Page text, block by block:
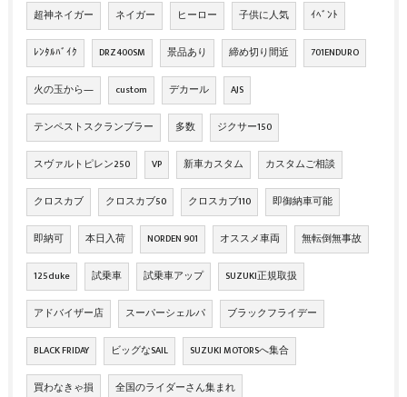
超神ネイガー ネイガー ヒーロー 子供に人気 ｲﾍﾞﾝﾄ
ﾚﾝﾀﾙﾊﾞｲｸ DRZ400SM 景品あり 締め切り間近 701ENDURO
火の玉から― custom デカール AJS
テンペストスクランブラー 多数 ジクサー150
スヴァルトピレン250 VP 新車カスタム カスタムご相談
クロスカブ クロスカブ50 クロスカブ110 即御納車可能
即納可 本日入荷 NORDEN 901 オススメ車両 無転倒無事故
125duke 試乗車 試乗車アップ SUZUKI正規取扱
アドバイザー店 スーパーシェルパ ブラックフライデー
BLACK FRIDAY ビッグなSAIL SUZUKI MOTORSへ集合
買わなきゃ損 全国のライダーさん集まれ